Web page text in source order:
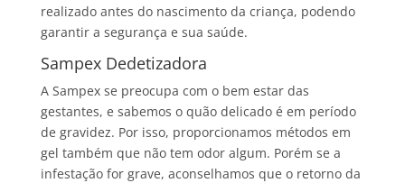
realizado antes do nascimento da criança, podendo
garantir a segurança e sua saúde.
Sampex Dedetizadora
A Sampex se preocupa com o bem estar das
gestantes, e sabemos o quão delicado é em período
de gravidez. Por isso, proporcionamos métodos em
gel também que não tem odor algum. Porém se a
infestação for grave, aconselhamos que o retorno da